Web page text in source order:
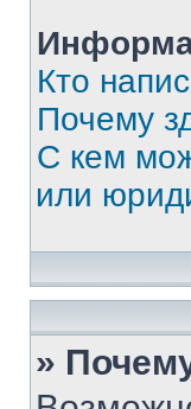
Кто
Почему
С кем
или
»